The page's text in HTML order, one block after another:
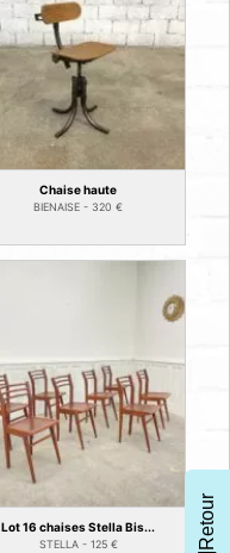
Chaise haute
BIENAISE - 320 €
Lot 16 chaises Stella Bis...
STELLA - 125 € Retour